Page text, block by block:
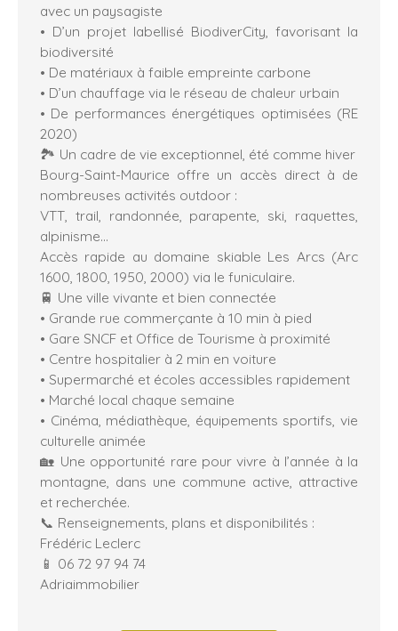
avec un paysagiste
• D’un projet labellisé BiodiverCity, favorisant la
biodiversité
• De matériaux à faible empreinte carbone
• D’un chauffage via le réseau de chaleur urbain
• De performances énergétiques optimisées (RE
2020)
🏞️ Un cadre de vie exceptionnel, été comme hiver
Bourg-Saint-Maurice offre un accès direct à de
nombreuses activités outdoor :
VTT, trail, randonnée, parapente, ski, raquettes,
alpinisme…
Accès rapide au domaine skiable Les Arcs (Arc
1600, 1800, 1950, 2000) via le funiculaire.
🚆 Une ville vivante et bien connectée
• Grande rue commerçante à 10 min à pied
• Gare SNCF et Office de Tourisme à proximité
• Centre hospitalier à 2 min en voiture
• Supermarché et écoles accessibles rapidement
• Marché local chaque semaine
• Cinéma, médiathèque, équipements sportifs, vie
culturelle animée
🏡 Une opportunité rare pour vivre à l’année à la
montagne, dans une commune active, attractive
et recherchée.
📞 Renseignements, plans et disponibilités :
Frédéric Leclerc
📱 06 72 97 94 74
Adriaimmobilier